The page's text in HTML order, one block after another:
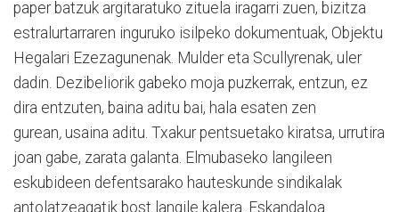
paper batzuk argitaratuko zituela iragarri zuen, bizitza
estralurtarraren inguruko isilpeko dokumentuak, Objektu
Hegalari Ezezagunenak. Mulder eta Scullyrenak, uler
dadin. Dezibeliorik gabeko moja puzkerrak, entzun, ez
dira entzuten, baina aditu bai, hala esaten zen
gurean, usaina aditu. Txakur pentsuetako kiratsa, urrutira
joan gabe, zarata galanta. Elmubaseko langileen
eskubideen defentsarako hauteskunde sindikalak
antolatzeagatik bost langile kalera. Eskandaloa.